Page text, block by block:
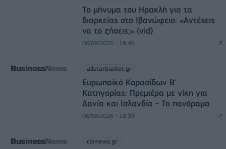
Το μήνυμα του Ηρακλή για τα
διαρκείας στο Ιβανώφειο: «Αντέχεις
να το ζήσεις;» (vid)
06/08/2026 - 18:46
allstarbasket.gr
Ευρωπαϊκό Κορασίδων Β'
Κατηγορίας: Πρεμιέρα με νίκη για
Δανία και Ισλανδία - Το πανόραμα
06/08/2026 - 18:39
csrnews.gr